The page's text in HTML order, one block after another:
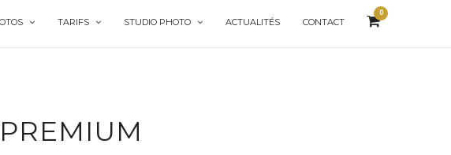
TARIFS STUDIO PHOTO ACTUALITÉS CONTACT
0